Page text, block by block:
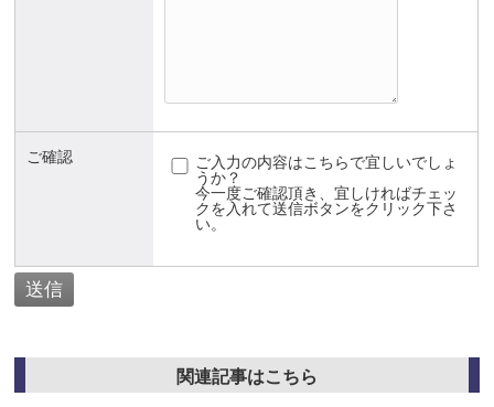
ご確認
ご入力の内容はこちらで宜しいでしょ
うか？
今一度ご確認頂き、宜しければチェッ
クを入れて送信ボタンをクリック下さ
い。
関連記事はこちら